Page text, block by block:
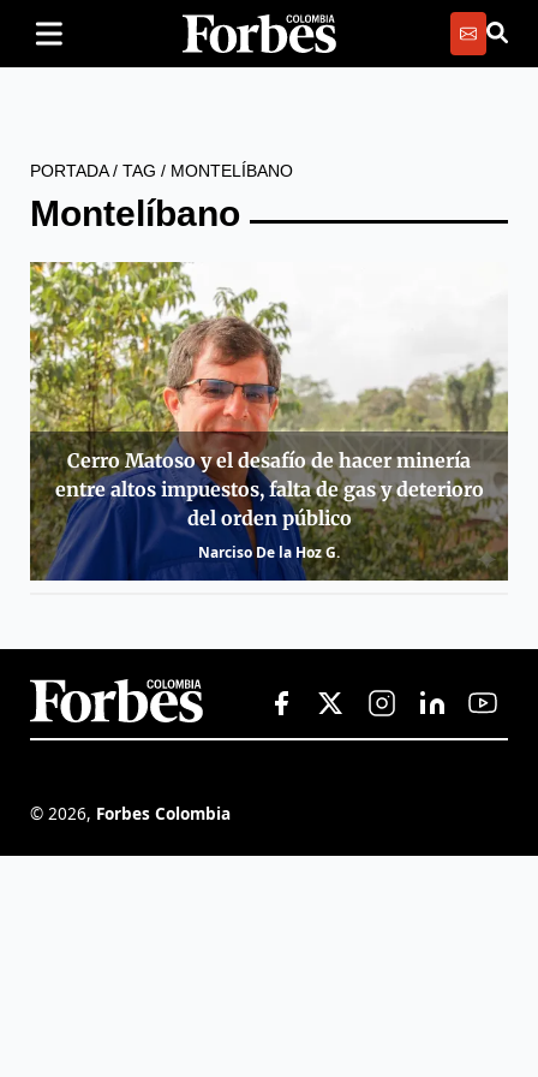
PORTADA/ TAG / MONTELÍBANO
Montelíbano
Cerro Matoso y el desafío de hacer minería
entre altos impuestos, falta de gas y deterioro
del orden público
Narciso De la Hoz G.
© 2026, Forbes Colombia